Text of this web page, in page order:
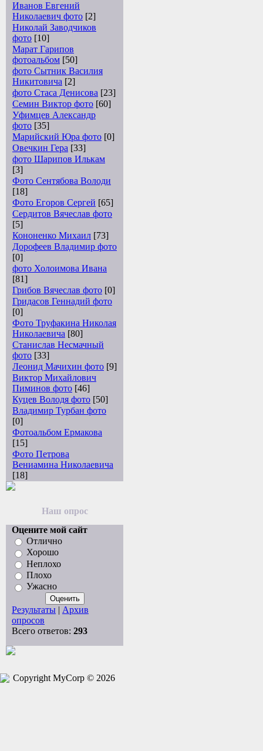
Иванов Евгений
Николаевич фото [2]
Николай Заводчиков
фото [10]
Марат Гарипов
фотоальбом [50]
фото Сытник Василия
Никитовича [2]
фото Стаса Денисова [23]
Семин Виктор фото [60]
Уфимцев Александр
фото [35]
Марийский Юра фото [0]
Овечкин Гера [33]
фото Шарипов Илькам
[3]
Фото Сентябова Володи
[18]
Фото Егоров Сергей [65]
Сердитов Вячеслав фото
[5]
Кононенко Михаил [73]
Дорофеев Владимир фото
[0]
фото Холоимова Ивана
[81]
Грибов Вячеслав фото [0]
Гридасов Геннадий фото
[0]
Фото Труфакина Николая
Николаевича [80]
Станислав Несмачный
фото [33]
Леонид Мачихин фото [9]
Виктор Михайлович
Пиминов фото [46]
Куцев Володя фото [50]
Владимир Турбан фото
[0]
Фотоальбом Ермакова
[15]
Фото Петрова
Вениамина Николаевича
[18]
Наш опрос
Оцените мой сайт
Отлично
Хорошо
Неплохо
Плохо
Ужасно
Результаты | Архив
опросов
Всего ответов: 293
Copyright MyCorp © 2026